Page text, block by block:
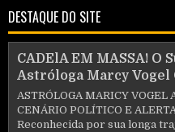
DESTAQUE DO SITE
CADElA EM MASSA! O
Astróloga Marcy Vogel
ASTRÓLOGA MARICY VOGEL
CENÁRIO POLÍTICO E
Reconhecida por sua longa